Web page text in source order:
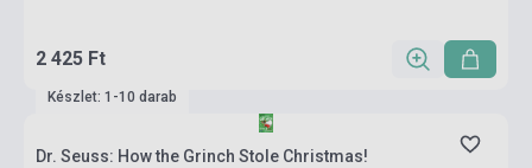
2 425 Ft
Készlet: 1-10 darab
Dr. Seuss: How the Grinch Stole Christmas!